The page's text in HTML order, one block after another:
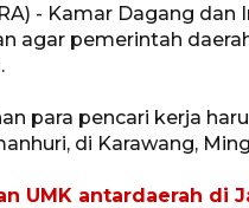
- Kamar Dagang
agar pemerintah
para pencari kerja
di Karawang,
UMK antardaerah di